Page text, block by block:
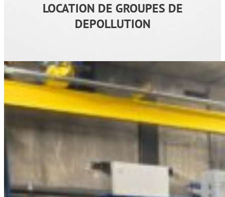
LOCATION DE GROUPES DE
DEPOLLUTION